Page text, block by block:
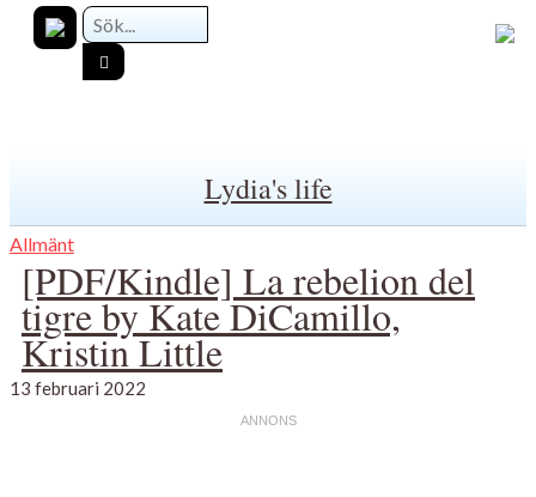
Lydia's life
Allmänt
[PDF/Kindle] La rebelion del
tigre by Kate DiCamillo,
Kristin Little
13 februari 2022